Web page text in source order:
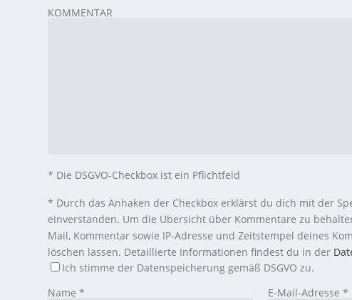
KOMMENTAR
* Die DSGVO-Checkbox ist ein Pflichtfeld
* Durch das Anhaken der Checkbox erklärst du dich mit der
einverstanden. Um die Übersicht über Kommentare zu
Mail, Kommentar sowie IP-Adresse und Zeitstempel deines
löschen lassen. Detaillierte Informationen findest du in der
Ich stimme der Datenspeicherung gemäß DSGVO zu.
Name* E-Mail-Adresse *